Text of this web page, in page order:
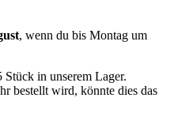
, wenn du bis Montag um
in unserem Lager.
bestellt wird, könnte dies das